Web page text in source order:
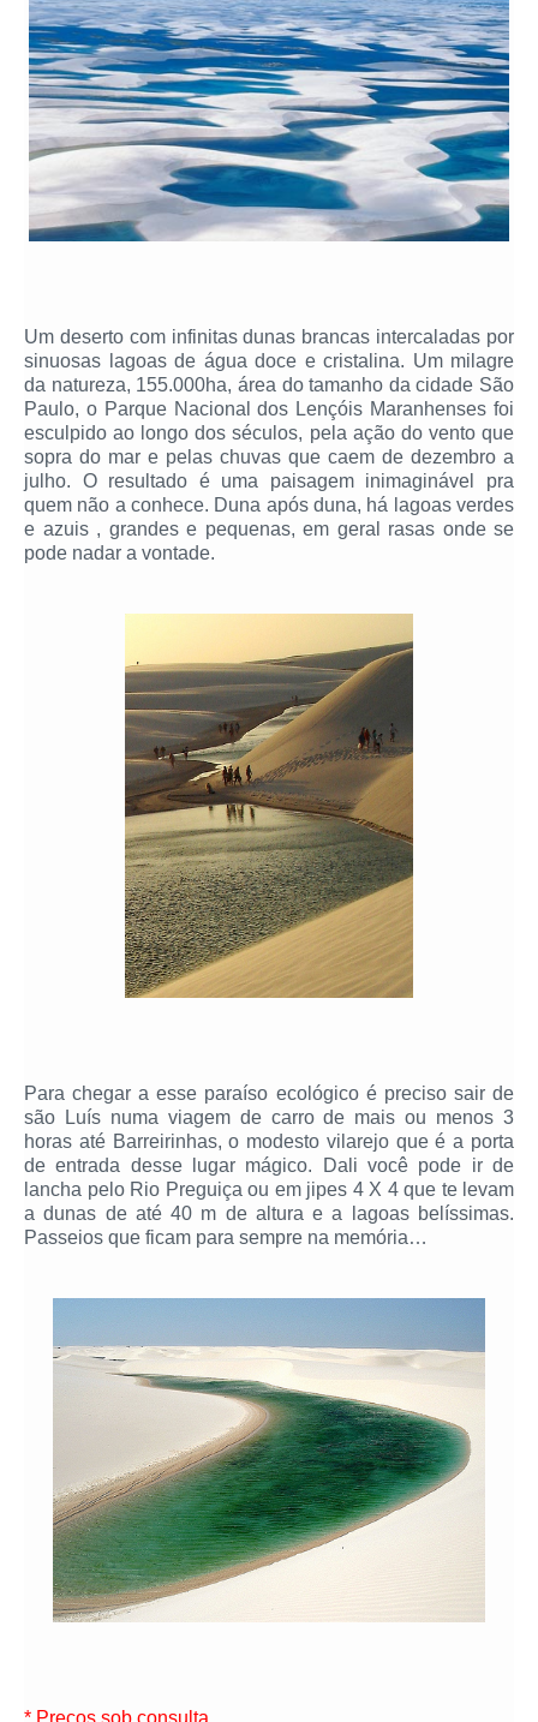
Um deserto com infinitas dunas brancas intercaladas por
sinuosas lagoas de água doce e cristalina. Um milagre
da natureza, 155.000ha, área do tamanho da cidade São
Paulo, o Parque Nacional dos Lençóis Maranhenses foi
esculpido ao longo dos séculos, pela ação do vento que
sopra do mar e pelas chuvas que caem de dezembro a
julho. O resultado é uma paisagem inimaginável pra
quem não a conhece. Duna após duna, há lagoas verdes
e azuis , grandes e pequenas, em geral rasas onde se
pode nadar a vontade.
Para chegar a esse paraíso ecológico é preciso sair de
são Luís numa viagem de carro de mais ou menos 3
horas até Barreirinhas, o modesto vilarejo que é a porta
de entrada desse lugar mágico. Dali você pode ir de
lancha pelo Rio Preguiça ou em jipes 4 X 4 que te levam
a dunas de até 40 m de altura e a lagoas belíssimas.
Passeios que ficam para sempre na memória…
* Preços sob consulta